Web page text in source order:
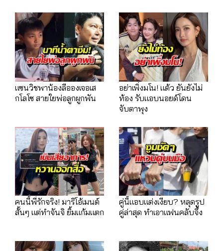
แซนวิชพาน้องลีอองเจอเส
กโลโซ สายใยพ่อลูกผูกพัน
อย่าเพิ่งมโน! แต้ว ยันยังไม่
ท้อง รับแอบนอยด์โดน
จับตาพุง
คนนี้พี่รักจริง! มาริโอ้เมนต์
สั้นๆ แต่ทำจันจิ ยิ้มแก้มแตก
คู่นี้แอบแต่งเงียบ? หลุดรูป
คู่ล่าสุด ทำเอาแฟนคลับจึ้ง